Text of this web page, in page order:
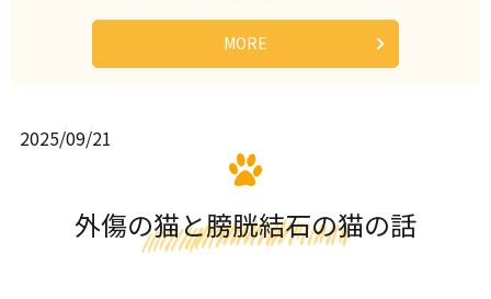
MORE
2025/09/21
外傷の猫と膀胱結石の猫の話